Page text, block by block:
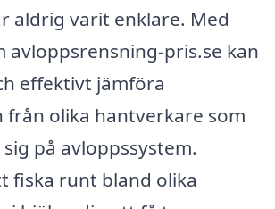
aldrig varit enklare. Med
pris.se kan
effektivt jämföra
från olika hantverkare som
på avloppssystem.
fiska runt bland olika